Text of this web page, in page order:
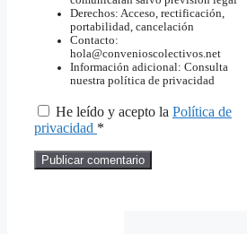
Derechos: Acceso, rectificación,
portabilidad, cancelación
Contacto:
hola@convenioscolectivos.net
Información adicional: Consulta
nuestra política de privacidad
He leído y acepto la Política de
privacidad *